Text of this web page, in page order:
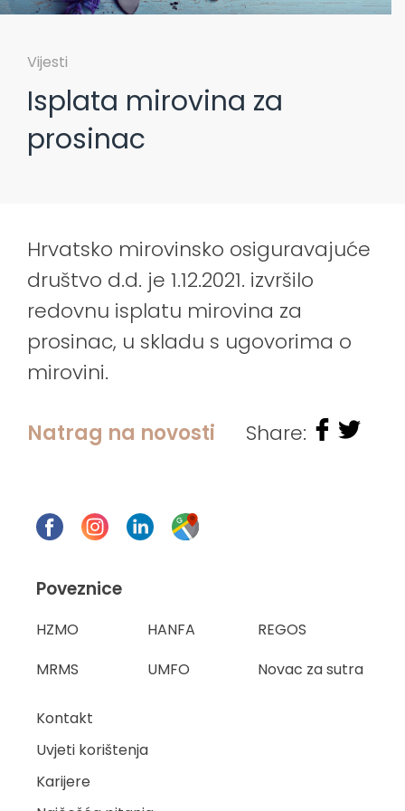
Vijesti
Isplata mirovina za
prosinac
Hrvatsko mirovinsko osiguravajuće
društvo d.d. je 1.12.2021. izvršilo
redovnu isplatu mirovina za
prosinac, u skladu s ugovorima o
mirovini.
Natrag na novosti Share:
Poveznice
HZMO HANFA
REGOS
MRMS
UMFO Novac za sutra
Kontakt
Uvjeti korištenja
Karijere